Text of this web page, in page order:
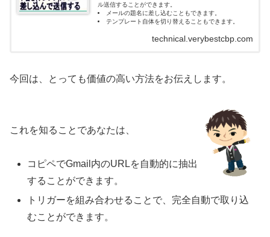
ル送信することができます。
メールの題名に差し込むこともできます。
テンプレート自体を切り替えることもできます。
technical.verybestcbp.com
今回は、とっても価値の高い方法をお伝えします。
これを知ることであなたは、
コピペでGmail内のURLを自動的に抽出
することができます。
トリガーを組み合わせることで、完全自動で取り込
むことができます。